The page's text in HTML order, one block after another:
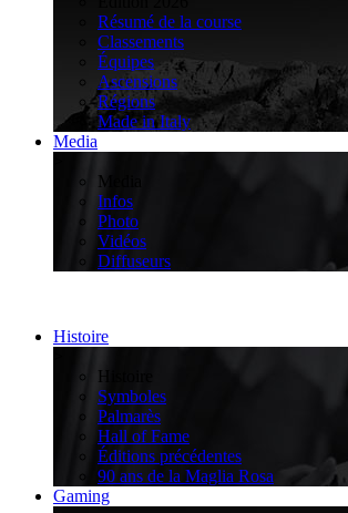
Résumé de la course
Classements
Équipes
Ascensions
Régions
Made in Italy
Media
Media
Infos
Photo
Vidéos
Diffuseurs
Histoire
Histoire
Symboles
Palmarès
Hall of Fame
Éditions précédentes
90 ans de la Maglia Rosa
Gaming